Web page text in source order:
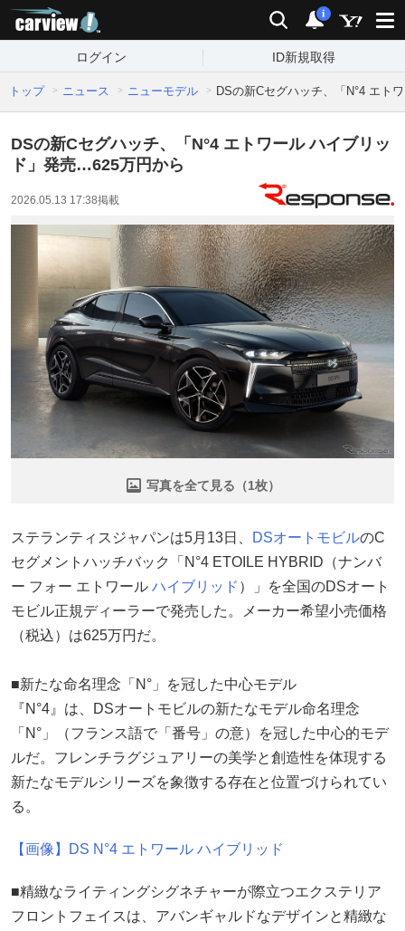
検索 通知
i
ログイン ID新規取得
トップ ニュース ニューモデル DSの新Cセグハッチ、「N°4 エト
DSの新Cセグハッチ、「N°4 エトワール ハイブリッ
ド」発売…625万円から
2026.05.13 17:38掲載
写真を全て見る（1枚）
ステランティスジャパンは5月13日、 DSオートモビルのC
セグメントハッチバック「N°4 ETOILE HYBRID（ナンバ
ー フォー エトワール ハイブリッド ）」を全国のDSオート
モビル正規ディーラーで発売した。メーカー希望小売価格
（税込）は625万円だ。
■新たな命名理念「N°」を冠した中心モデル
『N°4』は、DSオートモビルの新たなモデル命名理念
「N°」（フランス語で「番号」の意）を冠した中心的モデ
ルだ。フレンチラグジュアリーの美学と創造性を体現する
新たなモデルシリーズを象徴する存在と位置づけられてい
る。
【画像】DS N°4 エトワール ハイブリッド
■精緻なライティングシグネチャーが際立つエクステリア
フロントフェイスは、アバンギャルドなデザインと精緻な